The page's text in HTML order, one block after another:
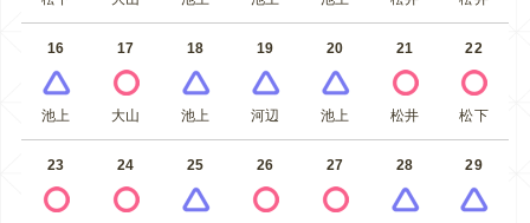
16
池上
17
大山
18
池上
19
河辺
20
池上
21
松井
22
松下
23 24 25 26 27 28 29